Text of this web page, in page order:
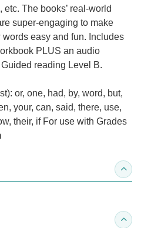
The books’ real-world
super-engaging to make
easy and fun. Includes
PLUS an audio
reading Level B.
or, one, had, by, word, but,
your, can, said, there, use,
their, if For use with Grades
收合
收合